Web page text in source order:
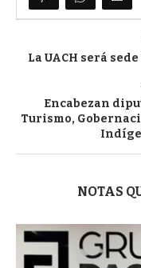
La UACH será
Encabezan
Turismo,
NOTAS